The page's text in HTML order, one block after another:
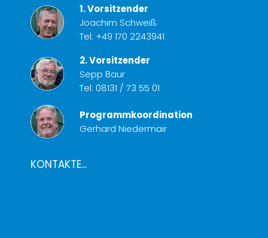
1. Vorsitzender
Joachim Schweiß
Tel: +49 170 2243941
2. Vorsitzender
Sepp Baur
Tel: 08131 / 73 55 01
Programmkoordination
Gerhard Niedermair
KONTAKTE...